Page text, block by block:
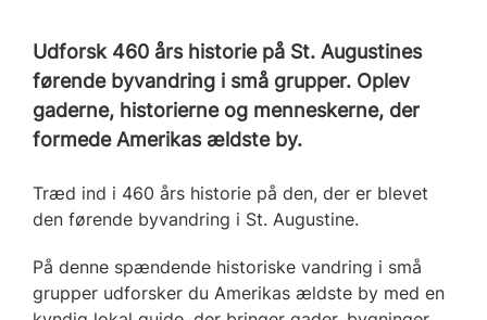
Udforsk 460 års historie på St. Augustines
førende byvandring i små grupper. Oplev
gaderne, historierne og menneskerne, der
formede Amerikas ældste by.
Træd ind i 460 års historie på den, der er blevet
den førende byvandring i St. Augustine.
På denne spændende historiske vandring i små
grupper udforsker du Amerikas ældste by med en